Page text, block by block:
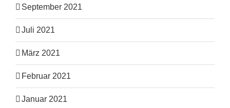
September 2021
Juli 2021
März 2021
Februar 2021
Januar 2021